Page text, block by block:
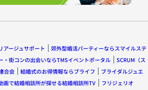
アージュサポート
郊外型婚活パーティーならスマイルステ
・街コンの出会いならTMSイベントポータル
SCRUM（ス
合会 結婚式のお得情報ならブライフ
ブライダルジュエ
画で結婚相談所が探せる結婚相談所TV
フリジェリオ